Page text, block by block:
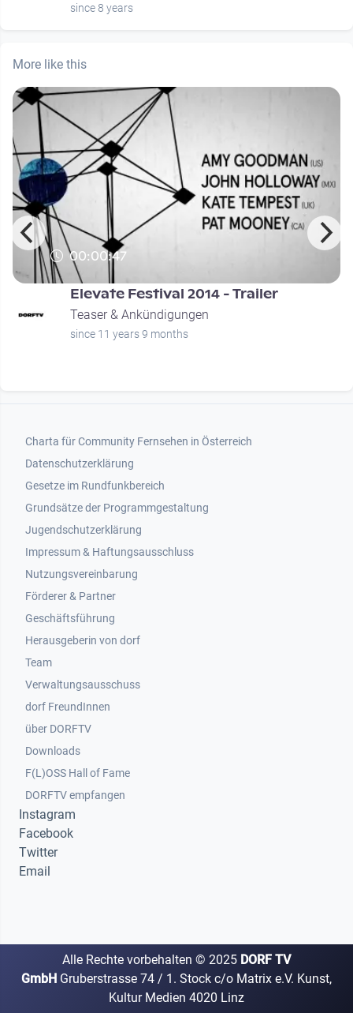
since 8 years
More like this
00:00:47
Elevate Festival 2014 - Trailer
Teaser & Ankündigungen
since 11 years 9 months
Footer 1
Charta für Community Fernsehen in Österreich
Datenschutzerklärung
Gesetze im Rundfunkbereich
Grundsätze der Programmgestaltung
Jugendschutzerklärung
Impressum & Haftungsausschluss
Nutzungsvereinbarung
Footer 2
Förderer & Partner
Geschäftsführung
Herausgeberin von dorf
Team
Verwaltungsausschuss
dorf FreundInnen
Footer 3
über DORFTV
Downloads
F(L)OSS Hall of Fame
Footer 4
DORFTV empfangen
Instagram
Facebook
Twitter
Email
Alle Rechte vorbehalten © 2025 DORF TV
GmbH Gruberstrasse 74 / 1. Stock c/o Matrix e.V. Kunst,
Kultur Medien 4020 Linz